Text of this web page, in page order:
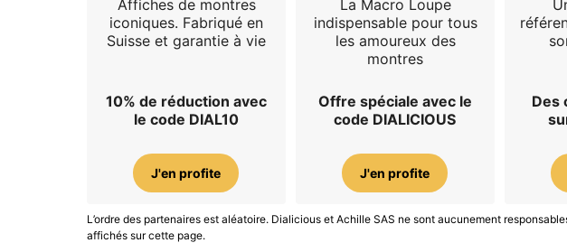
Affiches de montres
iconiques. Fabriqué en
Suisse et garantie à vie
10% de réduction avec
le code DIAL10
J'en profite
La Macro Loupe
indispensable pour tous
les amoureux des
montres
Offre spéciale avec le
code DIALICIOUS
J'en profite
Des
L’ordre des partenaires est aléatoire. Dialicious et Achille SAS ne sont aucunement
affichés sur cette page.